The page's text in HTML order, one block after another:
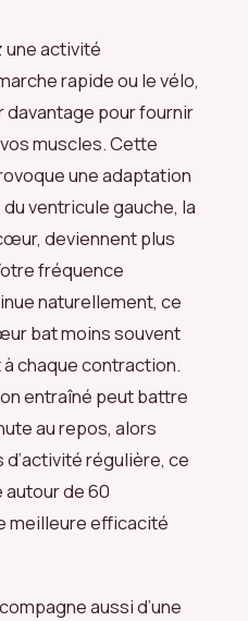
une activité
rapide ou le vélo,
pour fournir
muscles. Cette
une adaptation
ventricule gauche, la
deviennent plus
fréquence
naturellement, ce
bat moins souvent
chaque contraction.
entraîné peut battre
au repos, alors
d’activité régulière, ce
de 60
meilleure efficacité
aussi d’une